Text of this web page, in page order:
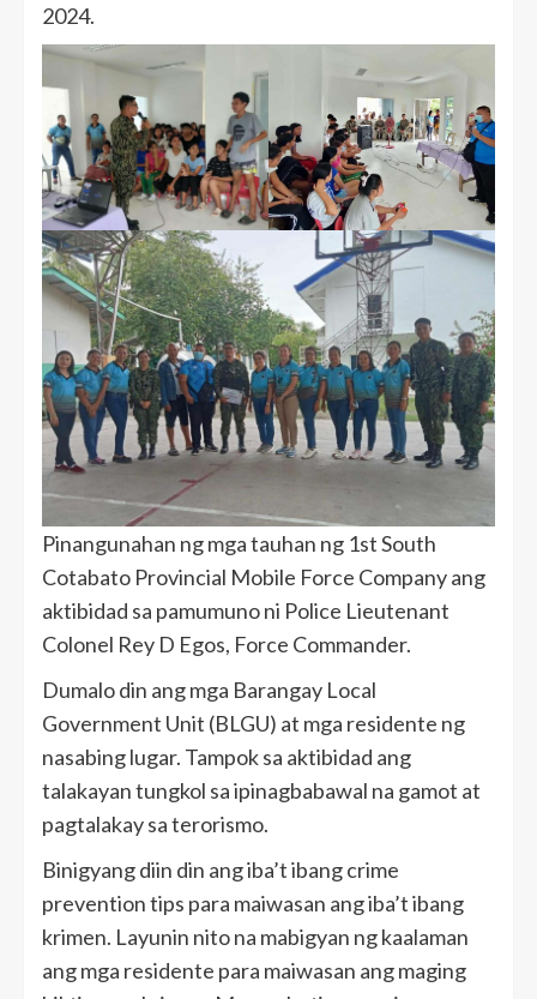
2024.
Pinangunahan ng mga tauhan ng 1st South
Cotabato Provincial Mobile Force Company ang
aktibidad sa pamumuno ni Police Lieutenant
Colonel Rey D Egos, Force Commander.
Dumalo din ang mga Barangay Local
Government Unit (BLGU) at mga residente ng
nasabing lugar. Tampok sa aktibidad ang
talakayan tungkol sa ipinagbabawal na gamot at
pagtalakay sa terorismo.
Binigyang diin din ang iba’t ibang crime
prevention tips para maiwasan ang iba’t ibang
krimen. Layunin nito na mabigyan ng kaalaman
ang mga residente para maiwasan ang maging